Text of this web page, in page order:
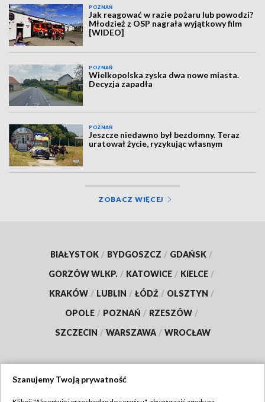
POZNAŃ
Jak reagować w razie pożaru lub powodzi?
Młodzież z OSP nagrała wyjątkowy film
[WIDEO]
POZNAŃ
Wielkopolska zyska dwa nowe miasta.
Decyzja zapadła
POZNAŃ
Jeszcze niedawno był bezdomny. Teraz
uratował życie, ryzykując własnym
ZOBACZ WIĘCEJ
BIAŁYSTOK / BYDGOSZCZ / GDAŃSK /
GORZÓW WLKP. / KATOWICE / KIELCE /
KRAKÓW / LUBLIN / ŁÓDŹ / OLSZTYN /
OPOLE / POZNAŃ / RZESZÓW /
SZCZECIN / WARSZAWA / WROCŁAW
Szanujemy Twoją prywatność